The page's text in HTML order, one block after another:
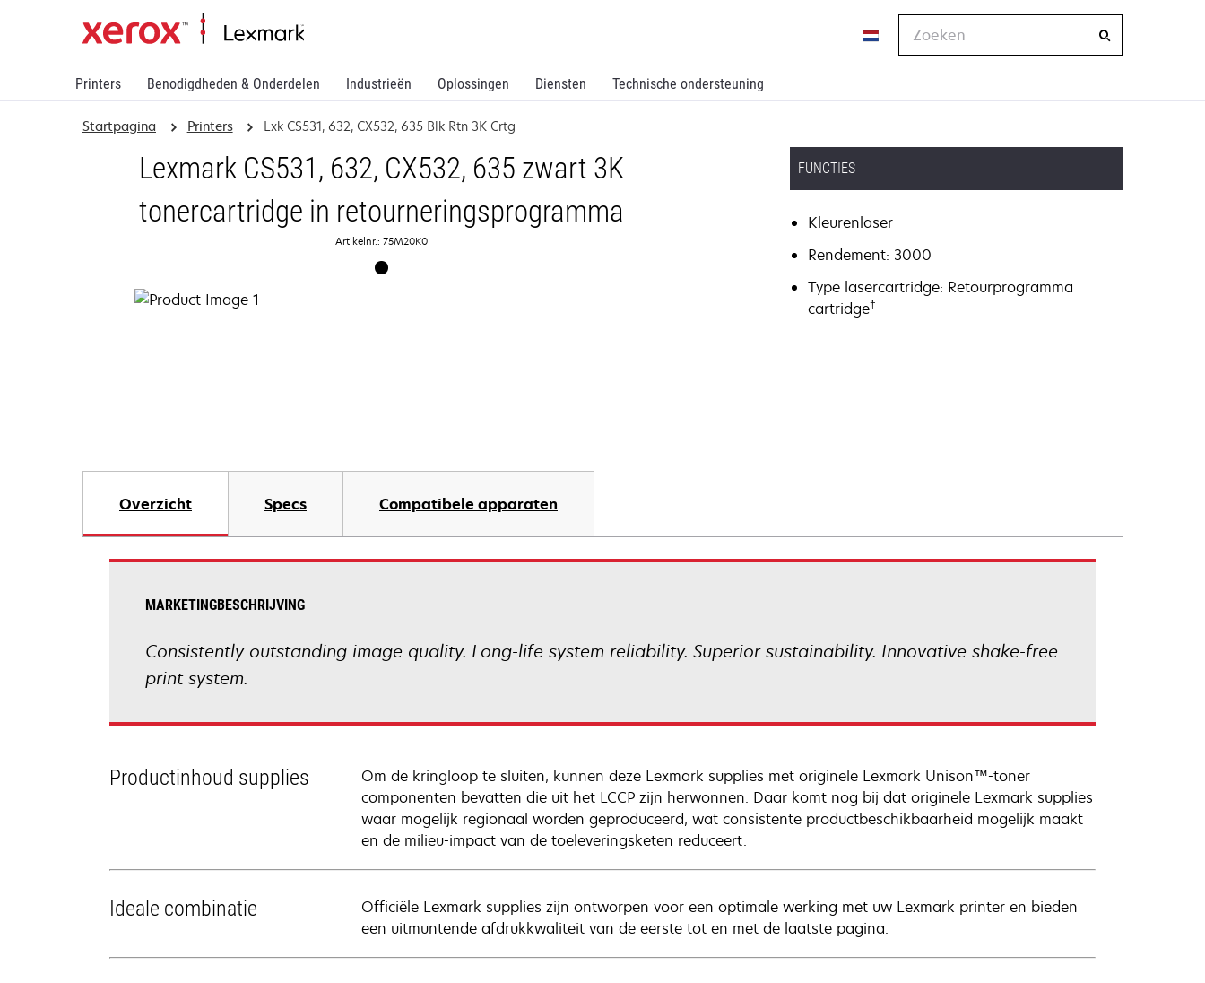
Printers Benodigdheden & Onderdelen Industrieën Oplossingen Diensten Technische ondersteuning
Zoeken
Startpagina Printers Lxk CS531, 632, CX532, 635 Blk Rtn 3K Crtg
Lexmark CS531, 632, CX532, 635 zwart 3K
tonercartridge in retourneringsprogramma
Artikelnr.: 75M20K0
FUNCTIES
Kleurenlaser
Rendement: 3000
Type lasercartridge: Retourprogramma
cartridge†
Overzicht Specs Compatibele apparaten
MARKETINGBESCHRIJVING
Consistently outstanding image quality. Long-life system reliability. Superior sustainability. Innovative shake-free
print system.
Productinhoud supplies
Om de kringloop te sluiten, kunnen deze Lexmark supplies met originele Lexmark Unison™-toner
componenten bevatten die uit het LCCP zijn herwonnen. Daar komt nog bij dat originele Lexmark supplies
waar mogelijk regionaal worden geproduceerd, wat consistente productbeschikbaarheid mogelijk maakt
en de milieu-impact van de toeleveringsketen reduceert.
Ideale combinatie
Officiële Lexmark supplies zijn ontworpen voor een optimale werking met uw Lexmark printer en bieden
een uitmuntende afdrukkwaliteit van de eerste tot en met de laatste pagina.